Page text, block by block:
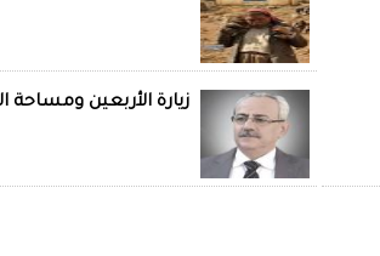
زيارة الأربعين ومساحة